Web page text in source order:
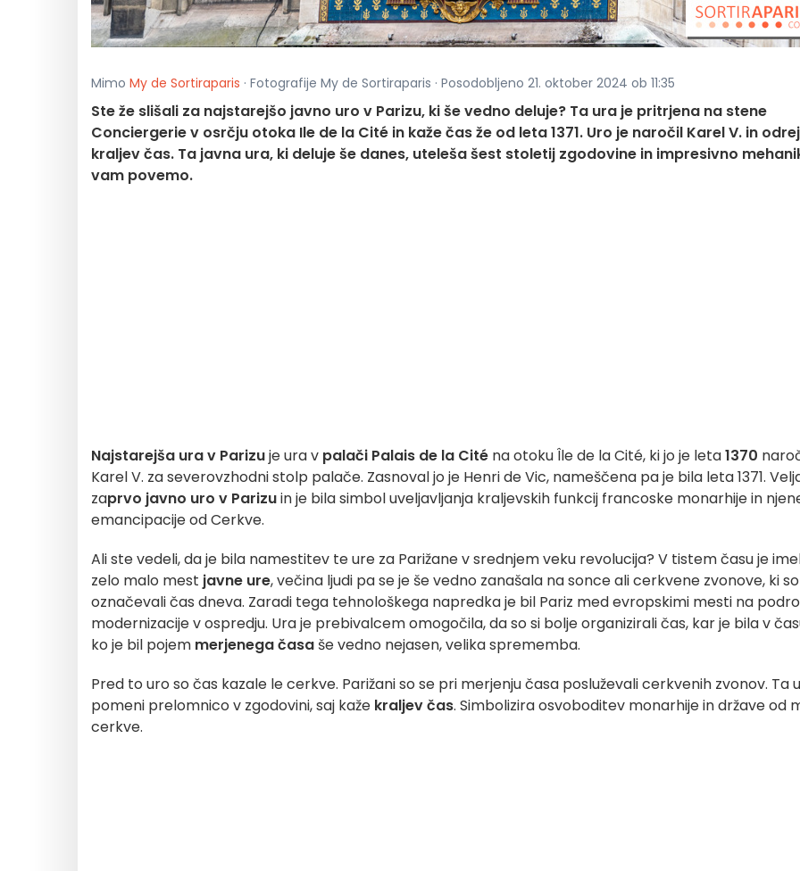
Mimo My de Sortiraparis · Fotografije My de Sortiraparis · Posodobljeno 21. oktober 2024 ob 11:35
Ste že slišali za najstarejšo javno uro v Parizu, ki še vedno deluje? Ta ura je pritrjena na stene
Conciergerie v osrčju otoka Ile de la Cité in kaže čas že od leta 1371. Uro je naročil Karel V. in
kraljev čas. Ta javna ura, ki deluje še danes, uteleša šest stoletij zgodovine in impresivno
vam povemo.
Najstarejša ura v Parizuje ura v palači Palais de la Cité na otoku Île de la Cité, ki jo je leta1370
Karel V. za severovzhodni stolp palače. Zasnoval jo je Henri de Vic, nameščena pa je bila leta 1371.
zaprvo javno uro v Parizuin je bila simbol uveljavljanja kraljevskih funkcij francoske monarhije in
emancipacije od Cerkve.
Ali ste vedeli, da je bila namestitev te ure za Parižane v srednjem veku revolucija? V tistem času je
zelo malo mest javne ure, večina ljudi pa se je še vedno zanašala na sonce ali cerkvene zvonove, ki so
označevali čas dneva. Zaradi tega tehnološkega napredka je bil Pariz med evropskimi mesti na
modernizacije v ospredju. Ura je prebivalcem omogočila, da so si bolje organizirali čas, kar je bila v
ko je bil pojem merjenega časa še vedno nejasen, velika sprememba.
Pred to uro so čas kazale le cerkve. Parižani so se pri merjenju časa posluževali cerkvenih zvonov. Ta
pomeni prelomnico v zgodovini, saj kaže kraljev čas. Simbolizira osvoboditev monarhije in države od
cerkve.